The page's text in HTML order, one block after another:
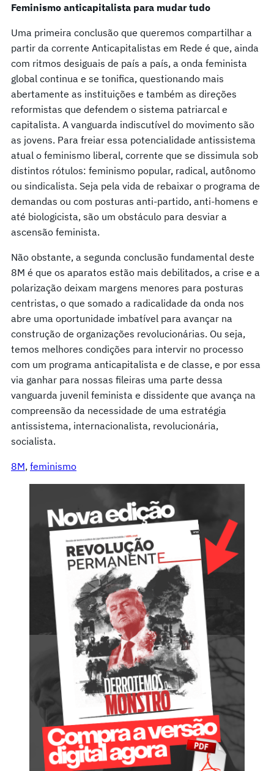
Feminismo anticapitalista para mudar tudo
Uma primeira conclusão que queremos compartilhar a
partir da corrente Anticapitalistas em Rede é que, ainda
com ritmos desiguais de país a país, a onda feminista
global continua e se tonifica, questionando mais
abertamente as instituições e também as direções
reformistas que defendem o sistema patriarcal e
capitalista. A vanguarda indiscutível do movimento são
as jovens. Para freiar essa potencialidade antissistema
atual o feminismo liberal, corrente que se dissimula sob
distintos rótulos: feminismo popular, radical, autônomo
ou sindicalista. Seja pela vida de rebaixar o programa de
demandas ou com posturas anti-partido, anti-homens e
até biologicista, são um obstáculo para desviar a
ascensão feminista.
Não obstante, a segunda conclusão fundamental deste
8M é que os aparatos estão mais debilitados, a crise e a
polarização deixam margens menores para posturas
centristas, o que somado a radicalidade da onda nos
abre uma oportunidade imbatível para avançar na
construção de organizações revolucionárias. Ou seja,
temos melhores condições para intervir no processo
com um programa anticapitalista e de classe, e por essa
via ganhar para nossas fileiras uma parte dessa
vanguarda juvenil feminista e dissidente que avança na
compreensão da necessidade de uma estratégia
antissistema, internacionalista, revolucionária,
socialista.
8M, feminismo